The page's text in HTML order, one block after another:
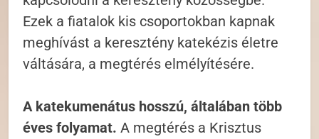
Ezek a fiatalok kis csoportokban kapnak
meghívást a keresztény katekézis életre
váltására, a megtérés elmélyítésére.
A katekumenátus hosszú, általában több
éves folyamat. A megtérés a Krisztus